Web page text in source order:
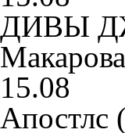
ДИВЫ
Макарова
15.08
Апостлс